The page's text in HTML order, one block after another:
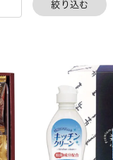
絞り込む